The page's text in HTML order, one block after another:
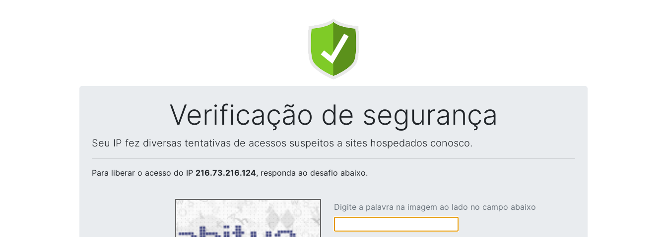
Verificação de segurança
Seu IP fez diversas tentativas de acessos suspeitos a sites hospedados conosco.
Para liberar o acesso do IP 216.73.216.124, responda ao desafio abaixo.
Digite a palavra na imagem ao lado no campo abaixo